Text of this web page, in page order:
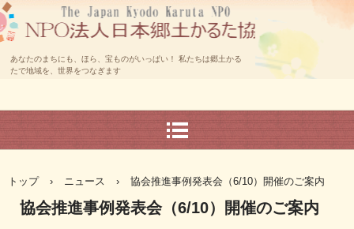
あなたのまちにも、ほら、宝ものがいっぱい！ 私たちは郷土かる
たで地域を、世界をつなぎます
トップ › ニュース › 協会推進事例発表会（6/10）開催のご案内
協会推進事例発表会（6/10）開催のご案内